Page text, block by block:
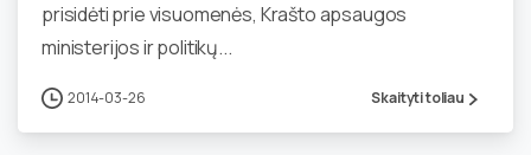
prisidėti prie visuomenės, Krašto apsaugos
ministerijos ir politikų...
2014-03-26 Skaityti toliau